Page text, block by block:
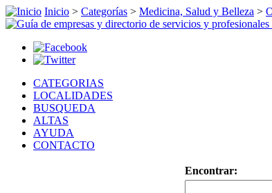
Inicio > Categorías > Medicina, Salud y Belleza >
CATEGORIAS
LOCALIDADES
BUSQUEDA
ALTAS
AYUDA
CONTACTO
Encontrar: